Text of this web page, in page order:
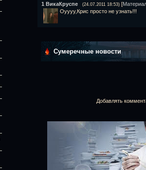
1 ВикаКруспе (24.07.2011 18:53) [
Оуууу,Крис просто не узнать!!!
Сумеречные новости
Добавлять